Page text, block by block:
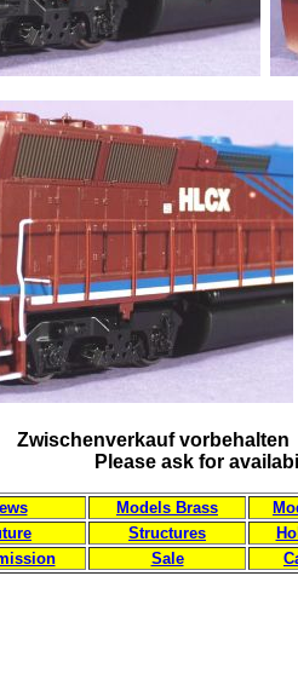
Zwischenverkauf
Please ask for
Models Brass
Structures
Sale